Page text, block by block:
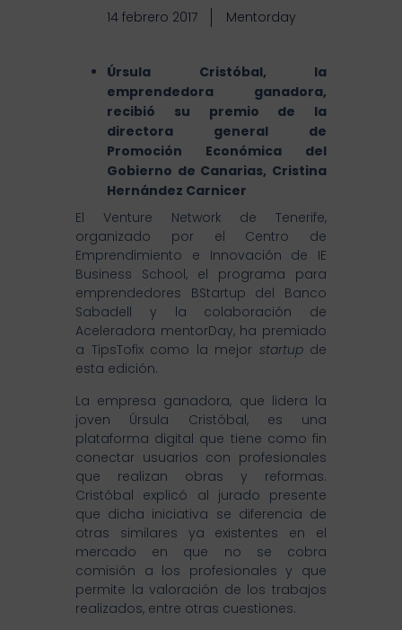
14 febrero 2017 Mentorday
Úrsula Cristóbal, la
emprendedora ganadora,
recibió su premio de la
directora general de
Promoción Económica del
Gobierno de Canarias, Cristina
Hernández Carnicer
El Venture Network de Tenerife,
organizado por el Centro de
Emprendimiento e Innovación de IE
Business School, el programa para
emprendedores BStartup del Banco
Sabadell y la colaboración de
Aceleradora mentorDay, ha premiado
a TipsTofix como la mejor startupde
esta edición.
La empresa ganadora, que lidera la
joven Úrsula Cristóbal, es una
plataforma digital que tiene como fin
conectar usuarios con profesionales
que realizan obras y reformas.
Cristóbal explicó al jurado presente
que dicha iniciativa se diferencia de
otras similares ya existentes en el
mercado en que no se cobra
comisión a los profesionales y que
permite la valoración de los trabajos
realizados, entre otras cuestiones.